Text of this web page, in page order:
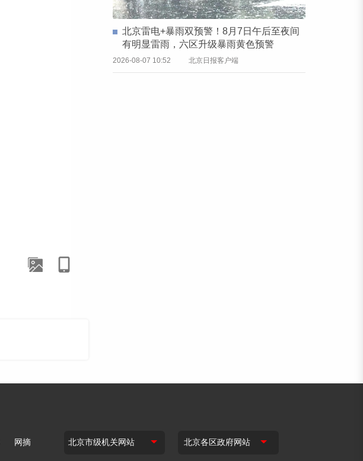
北京雷电+暴雨双预警！8月7日午后至夜间
有明显雷雨，六区升级暴雨黄色预警
2026-08-07 10:52 北京日报客户端
网摘